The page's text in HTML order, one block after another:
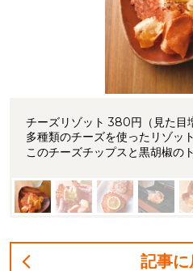
チーズリゾット 380円（見た目
多種類のチーズを使ったリゾッ
このチーズチップスと黒胡椒の
記事に